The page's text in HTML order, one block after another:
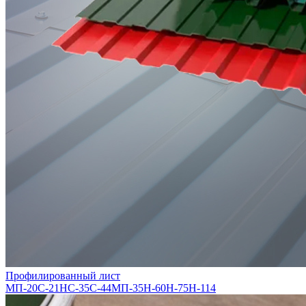
Профилированный лист
МП-20С-21НС-35С-44МП-35Н-60Н-75Н-114